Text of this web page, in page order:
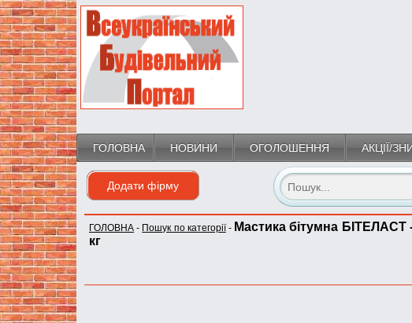
ГОЛОВНА НОВИНИ ОГОЛОШЕННЯ АКЦІЇ/
Додати фірму
ГОЛОВНА - Пошук по категорії- Мастика бітумна
кг